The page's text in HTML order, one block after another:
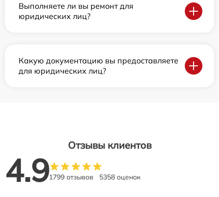
Выполняете ли вы ремонт для
юридических лиц?
Какую документацию вы предоставляете
для юридических лиц?
Отзывы клиентов
4.91799 отзывов 5358 оценок